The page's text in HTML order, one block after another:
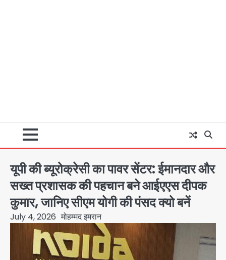
यूपी की ब्यूरोक्रेसी का पावर सेंटर: ईमानदार और
सख्त प्रशासक की पहचान बने आईएएस दीपक
कुमार, जानिए सीएम योगी की पंसद क्यो बनें
July 4, 2026 मोहम्मद इमरान